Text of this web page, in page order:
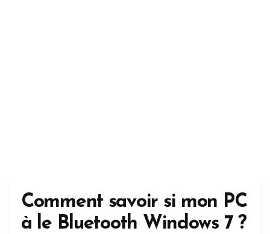
Comment savoir si mon PC
à le Bluetooth Windows 7 ?